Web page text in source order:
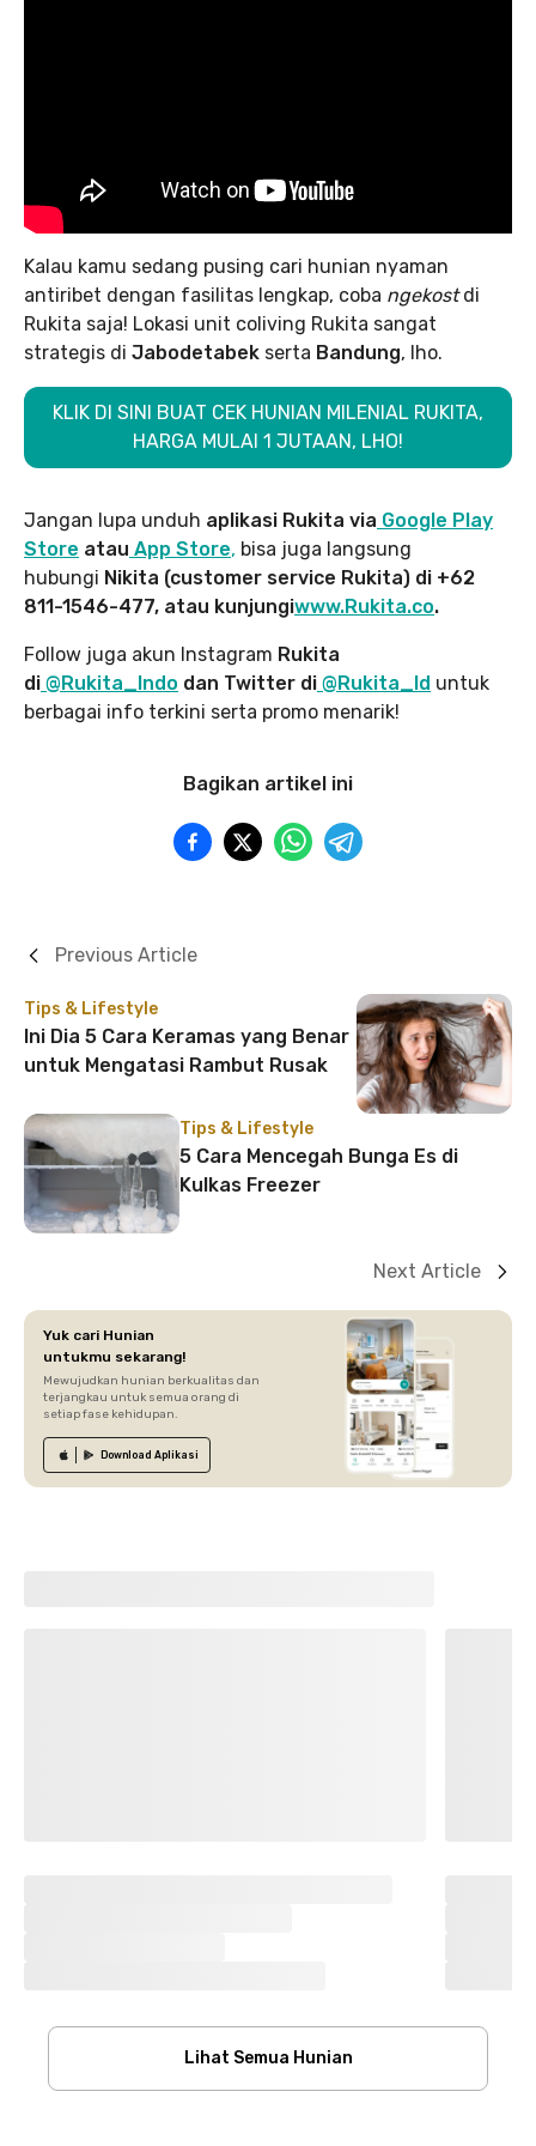
Kalau kamu sedang pusing cari hunian nyaman
antiribet dengan fasilitas lengkap, coba ngekostdi
Rukita saja! Lokasi unit coliving Rukita sangat
strategis di Jabodetabek serta Bandung, lho.
KLIK DI SINI BUAT CEK HUNIAN MILENIAL RUKITA,
HARGA MULAI 1 JUTAAN, LHO!
Jangan lupa unduh aplikasi Rukita via Google Play
Store atau App Store, bisa juga langsung
hubungi Nikita (customer service Rukita) di +62
811-1546-477, atau kunjungiwww.Rukita.co.
Follow juga akun Instagram Rukita
di @Rukita_Indo dan Twitter di @Rukita_Id untuk
berbagai info terkini serta promo menarik!
Bagikan artikel ini
Tips & Lifestyle
Ini Dia 5 Cara Keramas yang Benar
untuk Mengatasi Rambut Rusak
Previous Article
Tips & Lifestyle
5 Cara Mencegah Bunga Es di
Kulkas Freezer
Next Article
Yuk cari Hunian
untukmu sekarang!
Mewujudkan hunian berkualitas dan
terjangkau untuk semua orang di
setiap fase kehidupan.
Download Aplikasi
Lihat Semua Hunian